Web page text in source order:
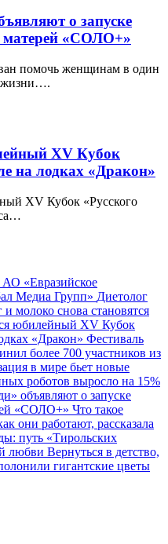
о запуске
матерей «СОЛО+»
помочь женщинам в один
жизни….
XV Кубок
на лодках «Дракон»
XV Кубок «Русского
АО «Евразийское
Медиа Групп» Диетолог
молоко снова становятся
юбилейный XV Кубок
«Дракон» Фестиваль
более 700 участников из
в мире бьет новые
роботов выросло на 15%
объявляют о запуске
«СОЛО+» Что такое
они работают, рассказала
путь «Тирольских
любви Вернуться в детство,
гигантские цветы